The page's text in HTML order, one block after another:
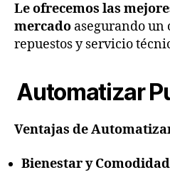
Le ofrecemos las
mercado asegurando un
repuestos y servicio
Automatizar
Ventajas de
Bienestar y Comodidad